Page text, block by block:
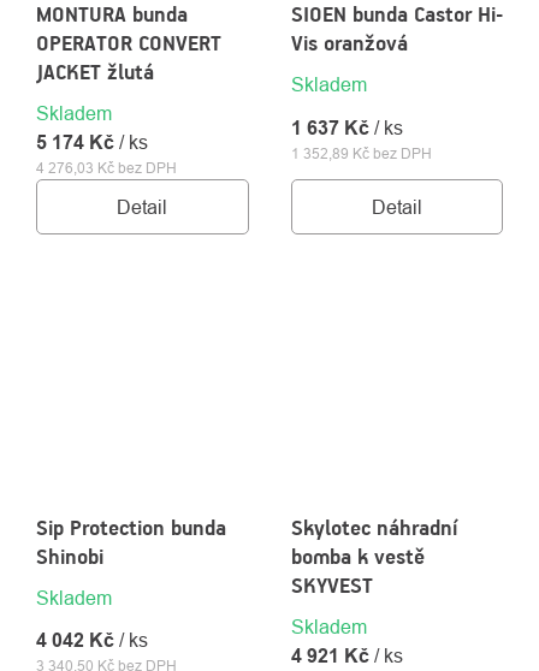
MONTURA bunda
OPERATOR CONVERT
JACKET žlutá
Skladem
4 276,03 Kč bez DPH
5 174 Kč / ks
Detail
SIOEN bunda Castor Hi-
Vis oranžová
Skladem
1 352,89 Kč bez DPH
1 637 Kč / ks
Detail
Sip Protection bunda
Shinobi
Skladem
3 340,50 Kč bez DPH
4 042 Kč / ks
Skylotec náhradní
bomba k vestě
SKYVEST
Skladem
4 921 Kč / ks